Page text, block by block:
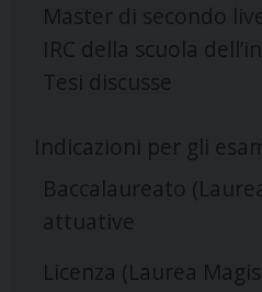
Master di secondo
IRC della scuola
Tesi discusse
Indicazioni per gli
Baccalaureato
attuative
Licenza (Laurea